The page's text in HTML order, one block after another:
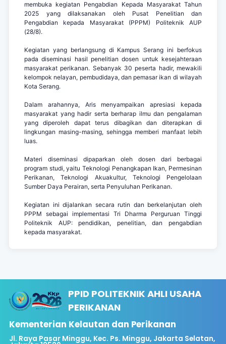
membuka kegiatan Pengabdian Kepada Masyarakat Tahun
2025 yang dilaksanakan oleh Pusat Penelitian dan
Pengabdian kepada Masyarakat (PPPM) Politeknik AUP
(28/8).
Kegiatan yang berlangsung di Kampus Serang ini berfokus
pada diseminasi hasil penelitian dosen untuk kesejahteraan
masyarakat perikanan. Sebanyak 30 peserta hadir, mewakili
kelompok nelayan, pembudidaya, dan pemasar ikan di wilayah
Kota Serang.
Dalam arahannya, Aris menyampaikan apresiasi kepada
masyarakat yang hadir serta berharap ilmu dan pengalaman
yang diperoleh dapat terus dibagikan dan diterapkan di
lingkungan masing-masing, sehingga memberi manfaat lebih
luas.
Materi diseminasi dipaparkan oleh dosen dari berbagai
program studi, yaitu Teknologi Penangkapan Ikan, Permesinan
Perikanan, Teknologi Akuakultur, Teknologi Pengelolaan
Sumber Daya Perairan, serta Penyuluhan Perikanan.
Kegiatan ini dijalankan secara rutin dan berkelanjutan oleh
PPPM sebagai implementasi Tri Dharma Perguruan Tinggi
Politeknik AUP: pendidikan, penelitian, dan pengabdian
kepada masyarakat.
PPID POLITEKNIK AHLI USAHA
PERIKANAN
Kementerian Kelautan dan Perikanan
Jl. Raya Pasar Minggu, Kec. Ps. Minggu, Jakarta Selatan,